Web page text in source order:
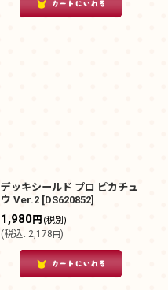
デッキシールド プロ ピカチュ
ウ Ver.2 [DS620852]
1,980円 (税別)
(税込: 2,178円)